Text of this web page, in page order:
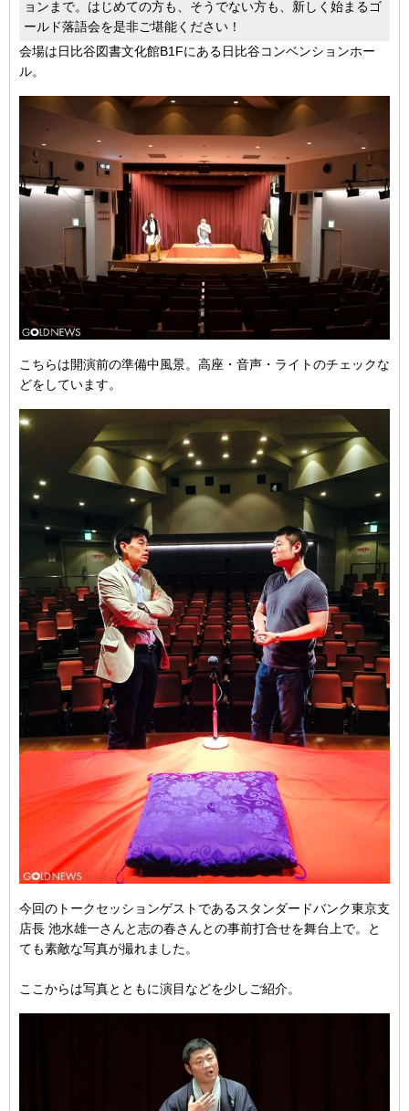
ョンまで。はじめての方も、そうでない方も、新しく始まるゴ
ールド落語会を是非ご堪能ください！
会場は日比谷図書文化館B1Fにある日比谷コンベンションホー
ル。
こちらは開演前の準備中風景。高座・音声・ライトのチェックな
どをしています。
今回のトークセッションゲストであるスタンダードバンク東京支
店長 池水雄一さんと志の春さんとの事前打合せを舞台上で。と
ても素敵な写真が撮れました。
ここからは写真とともに演目などを少しご紹介。